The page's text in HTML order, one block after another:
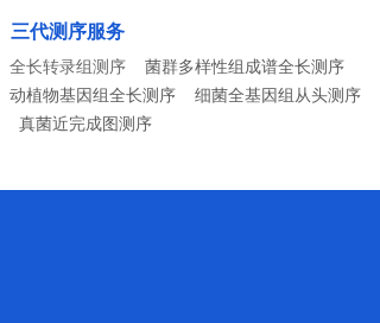
三代测序服务
全长转录组测序 菌群多样性组成谱全长测序
动植物基因组全长测序 细菌全基因组从头测序
真菌近完成图测序